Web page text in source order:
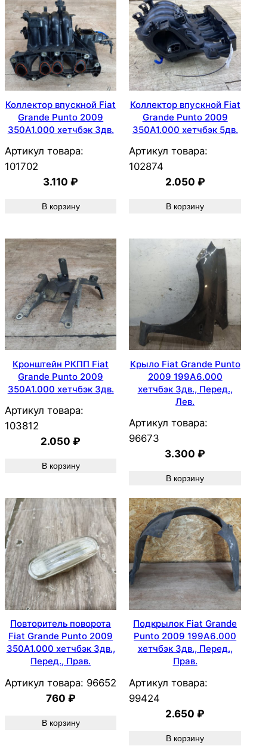
Коллектор впускной Fiat
Grande Punto 2009
350A1.000 хетчбэк 3дв.
Артикул товара:
101702
3.110₽
В корзину
Коллектор впускной Fiat
Grande Punto 2009
350A1.000 хетчбэк 5дв.
Артикул товара:
102874
2.050 ₽
В корзину
Кронштейн РКПП Fiat
Grande Punto 2009
350A1.000 хетчбэк 3дв.
Артикул товара:
103812
2.050₽
В корзину
Крыло Fiat Grande Punto
2009 199A6.000
хетчбэк 3дв., Перед.,
Лев.
Артикул товара:
96673
3.300₽
В корзину
Повторитель поворота
Fiat Grande Punto 2009
350A1.000 хетчбэк 3дв.,
Перед., Прав.
Артикул товара: 96652
760 ₽
В корзину
Подкрылок Fiat Grande
Punto 2009 199A6.000
хетчбэк 3дв., Перед.,
Прав.
Артикул товара:
99424
2.650₽
В корзину